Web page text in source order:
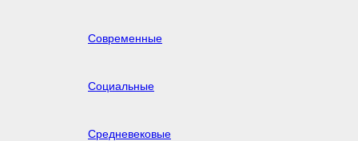
Современные
Социальные
Средневековые